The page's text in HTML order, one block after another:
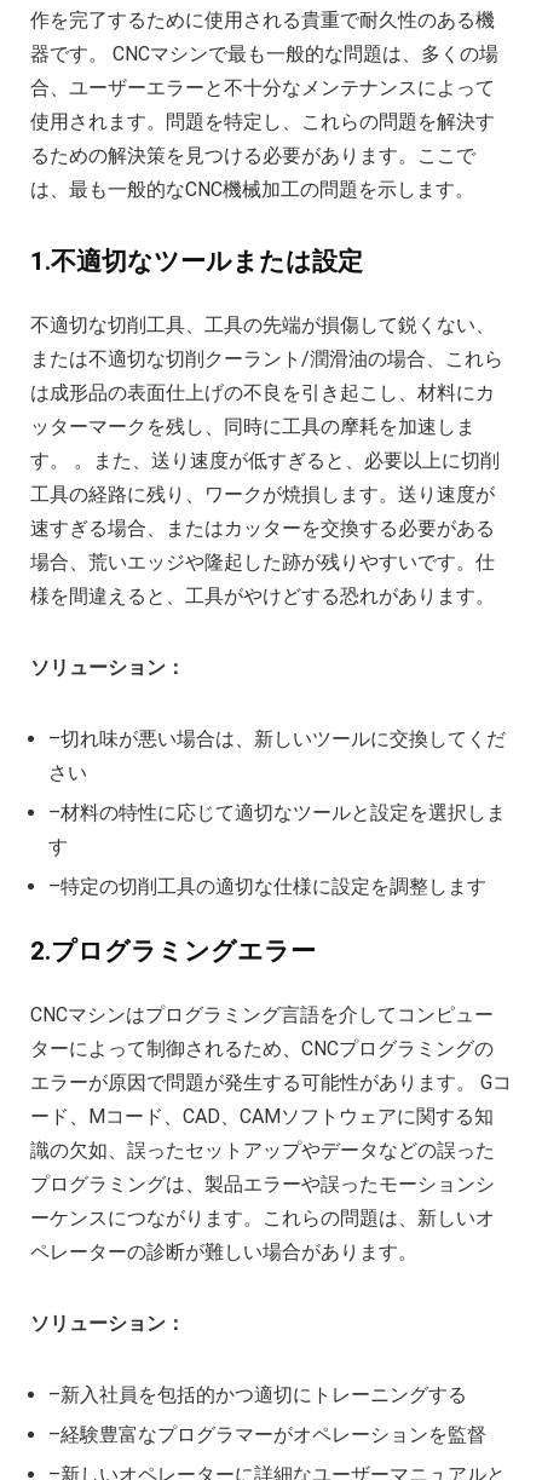
作を完了するために使用される貴重で耐久性のある機
器です。 CNCマシンで最も一般的な問題は、多くの場
合、ユーザーエラーと不十分なメンテナンスによって
使用されます。問題を特定し、これらの問題を解決す
るための解決策を見つける必要があります。ここで
は、最も一般的なCNC機械加工の問題を示します。
1.不適切なツールまたは設定
不適切な切削工具、工具の先端が損傷して鋭くない、
または不適切な切削クーラント/潤滑油の場合、これら
は成形品の表面仕上げの不良を引き起こし、材料にカ
ッターマークを残し、同時に工具の摩耗を加速しま
す。 。また、送り速度が低すぎると、必要以上に切削
工具の経路に残り、ワークが焼損します。送り速度が
速すぎる場合、またはカッターを交換する必要がある
場合、荒いエッジや隆起した跡が残りやすいです。仕
様を間違えると、工具がやけどする恐れがあります。
ソリューション：
–切れ味が悪い場合は、新しいツールに交換してくだ
さい
–材料の特性に応じて適切なツールと設定を選択しま
す
–特定の切削工具の適切な仕様に設定を調整します
2.プログラミングエラー
CNCマシンはプログラミング言語を介してコンピュー
ターによって制御されるため、CNCプログラミングの
エラーが原因で問題が発生する可能性があります。 Gコ
ード、Mコード、CAD、CAMソフトウェアに関する知
識の欠如、誤ったセットアップやデータなどの誤った
プログラミングは、製品エラーや誤ったモーションシ
ーケンスにつながります。これらの問題は、新しいオ
ペレーターの診断が難しい場合があります。
ソリューション：
–新入社員を包括的かつ適切にトレーニングする
–経験豊富なプログラマーがオペレーションを監督
–新しいオペレーターに詳細なユーザーマニュアルと